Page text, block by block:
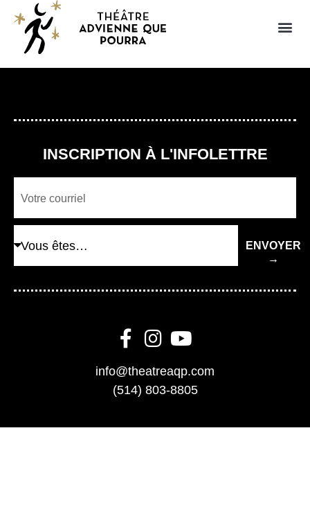
INSCRIPTION À L'INFOLETTRE
ENVOYER
→
info@theatreaqp.com
(514) 803-8805